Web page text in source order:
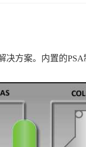
方案。内置的